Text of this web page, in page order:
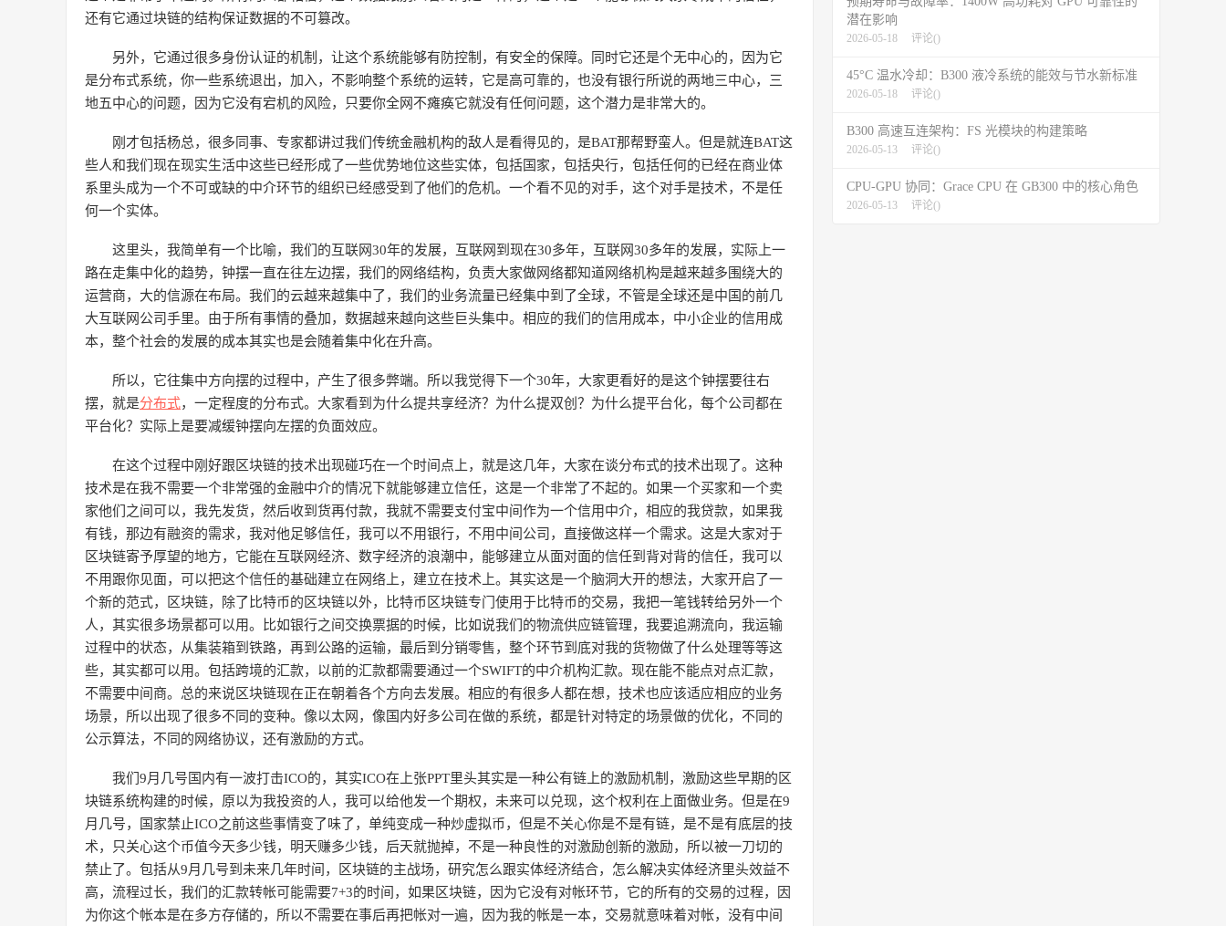
还有它通过块链的结构保证数据的不可篡改。
另外，它通过很多身份认证的机制，让这个系统能够有防控制，有安全的保障。同时它还是个无中心的，因为它
是分布式系统，你一些系统退出，加入，不影响整个系统的运转，它是高可靠的，也没有银行所说的两地三中心，三
地五中心的问题，因为它没有宕机的风险，只要你全网不瘫痪它就没有任何问题，这个潜力是非常大的。
刚才包括杨总，很多同事、专家都讲过我们传统金融机构的敌人是看得见的，是BAT那帮野蛮人。但是就连BAT这
些人和我们现在现实生活中这些已经形成了一些优势地位这些实体，包括国家，包括央行，包括任何的已经在商业体
系里头成为一个不可或缺的中介环节的组织已经感受到了他们的危机。一个看不见的对手，这个对手是技术，不是任
何一个实体。
这里头，我简单有一个比喻，我们的互联网30年的发展，互联网到现在30多年，互联网30多年的发展，实际上一
路在走集中化的趋势，钟摆一直在往左边摆，我们的网络结构，负责大家做网络都知道网络机构是越来越多围绕大的
运营商，大的信源在布局。我们的云越来越集中了，我们的业务流量已经集中到了全球，不管是全球还是中国的前几
大互联网公司手里。由于所有事情的叠加，数据越来越向这些巨头集中。相应的我们的信用成本，中小企业的信用成
本，整个社会的发展的成本其实也是会随着集中化在升高。
所以，它往集中方向摆的过程中，产生了很多弊端。所以我觉得下一个30年，大家更看好的是这个钟摆要往右
摆，就是分布式，一定程度的分布式。大家看到为什么提共享经济？为什么提双创？为什么提平台化，每个公司都在
平台化？实际上是要减缓钟摆向左摆的负面效应。
在这个过程中刚好跟区块链的技术出现碰巧在一个时间点上，就是这几年，大家在谈分布式的技术出现了。这种
技术是在我不需要一个非常强的金融中介的情况下就能够建立信任，这是一个非常了不起的。如果一个买家和一个卖
家他们之间可以，我先发货，然后收到货再付款，我就不需要支付宝中间作为一个信用中介，相应的我贷款，如果我
有钱，那边有融资的需求，我对他足够信任，我可以不用银行，不用中间公司，直接做这样一个需求。这是大家对于
区块链寄予厚望的地方，它能在互联网经济、数字经济的浪潮中，能够建立从面对面的信任到背对背的信任，我可以
不用跟你见面，可以把这个信任的基础建立在网络上，建立在技术上。其实这是一个脑洞大开的想法，大家开启了一
个新的范式，区块链，除了比特币的区块链以外，比特币区块链专门使用于比特币的交易，我把一笔钱转给另外一个
人，其实很多场景都可以用。比如银行之间交换票据的时候，比如说我们的物流供应链管理，我要追溯流向，我运输
过程中的状态，从集装箱到铁路，再到公路的运输，最后到分销零售，整个环节到底对我的货物做了什么处理等等这
些，其实都可以用。包括跨境的汇款，以前的汇款都需要通过一个SWIFT的中介机构汇款。现在能不能点对点汇款，
不需要中间商。总的来说区块链现在正在朝着各个方向去发展。相应的有很多人都在想，技术也应该适应相应的业务
场景，所以出现了很多不同的变种。像以太网，像国内好多公司在做的系统，都是针对特定的场景做的优化，不同的
公示算法，不同的网络协议，还有激励的方式。
我们9月几号国内有一波打击ICO的，其实ICO在上张PPT里头其实是一种公有链上的激励机制，激励这些早期的区
块链系统构建的时候，原以为我投资的人，我可以给他发一个期权，未来可以兑现，这个权利在上面做业务。但是在9
月几号，国家禁止ICO之前这些事情变了味了，单纯变成一种炒虚拟币，但是不关心你是不是有链，是不是有底层的技
术，只关心这个币值今天多少钱，明天赚多少钱，后天就抛掉，不是一种良性的对激励创新的激励，所以被一刀切的
禁止了。包括从9月几号到未来几年时间，区块链的主战场，研究怎么跟实体经济结合，怎么解决实体经济里头效益不
高，流程过长，我们的汇款转帐可能需要7+3的时间，如果区块链，因为它没有对帐环节，它的所有的交易的过程，因
为你这个帐本是在多方存储的，所以不需要在事后再把帐对一遍，因为我的帐是一本，交易就意味着对帐，没有中间
潜在影响
2026-05-18 评论()
45°C 温水冷却：B300 液冷系统的能效与节水新标准
2026-05-18 评论()
B300 高速互连架构：FS 光模块的构建策略
2026-05-13 评论()
CPU-GPU 协同：Grace CPU 在 GB300 中的核心角色
2026-05-13 评论()